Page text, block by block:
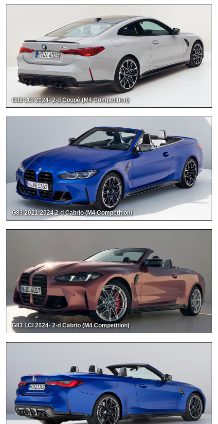
G82 LCI 2024- 2-d Coupé (M4 Competition)
G83 2021-2024 2-d Cabrio (M4 Competition)
G83 LCI 2024- 2-d Cabrio (M4 Competition)